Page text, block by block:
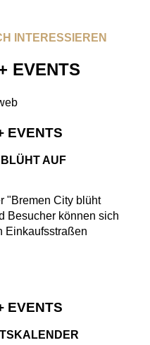
INTERESSIEREN
EVENTS
EVENTS
AUF
"Bremen City blüht
Besucher können sich
Einkaufsstraßen
EVENTS